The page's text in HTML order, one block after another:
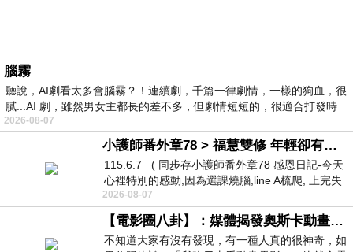
腦霧
聽說，AI劇看太多會腦霧？！連續劇，千篇一律劇情，一樣的狗血，很
膩...AI 劇，雖然男女主都長的差不多，但劇情短短的，很適合打發時
2026-08-07
小護師番外章78 > 福慧雙修 年輕卻有個老靈魂 ㄑ金剛經〉podcast
115.6.7 ( 同步存小護師番外章78 感恩日記-今天
心裡特別的感動,因為選課燒腦,line A梳爬, 上完失
智課的她,特來傾
2026-08-07
【電影圈八卦】：媒體揭發奧斯卡動畫項目投票醜聞！好萊塢為什麼看不起動畫電影？
不知道大家有沒有發現，有一種人真的很神奇，如